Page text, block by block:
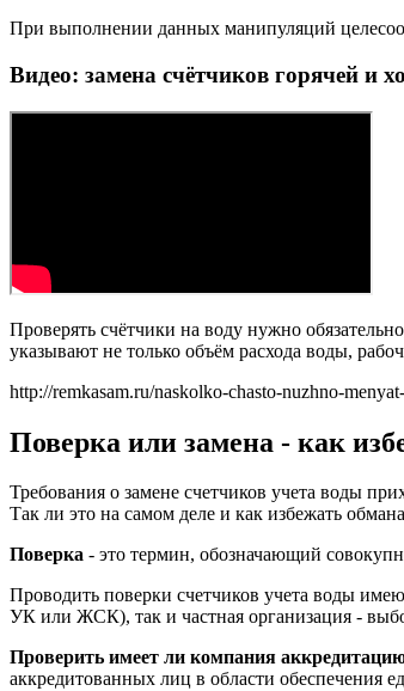
При выполнении данных манипуляций
Видео: замена счётчиков горячей и
Проверять счётчики на воду нужно
указывают не только объём расхода воды,
http://remkasam.ru/naskolko-chasto-nuzhno-
Поверка или замена - как
Требования о замене счетчиков учета воды
Так ли это на самом деле и как избежать
Поверка - это термин, обозначающий
Проводить поверки счетчиков учета воды
УК или ЖСК), так и частная организация -
Проверить имеет ли компания
аккредитованных лиц в области обеспечения